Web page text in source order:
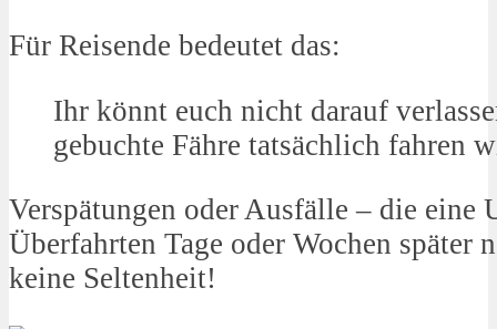
Für Reisende bedeutet das:
Ihr könnt euch nicht darauf
gebuchte Fähre tatsächlich fahren
Verspätungen oder Ausfälle – die eine
Überfahrten Tage oder Wochen später
keine Seltenheit!